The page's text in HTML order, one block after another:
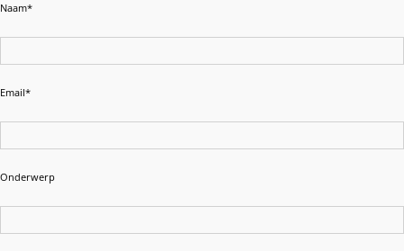
Naam*
Email*
Onderwerp